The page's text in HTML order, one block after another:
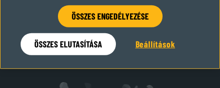
Hamarosan visszatérünk
ÖSSZES ENGEDÉLYEZÉSE
ÖSSZES ELUTASÍTÁSA Beállítások